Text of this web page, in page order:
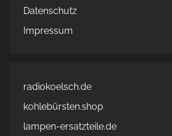
Datenschutz
Impressum
radiokoelsch.de
kohlebürsten.shop
lampen-ersatzteile.de